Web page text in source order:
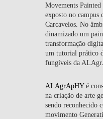
Movements
exposto no campus
Carcavelos. No
dinamizado um
transformação
um tutorial prático
fungíveis da
ALAgrApHYé
na criação de arte
sendo reconhecido
movimento